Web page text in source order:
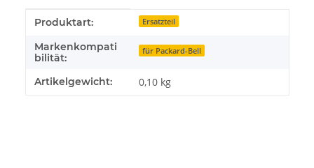
Produkteigenschaft
Wert
Produktart: Ersatzteil
Markenkompati
bilität:
für Packard-Bell
Artikelgewicht: 0,10 kg